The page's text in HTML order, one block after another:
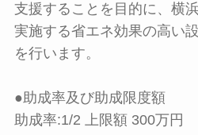
支援することを目的に、横
実施する省エネ効果の高い
を行います。
●助成率及び助成限度額
助成率:1/2 上限額 300万円